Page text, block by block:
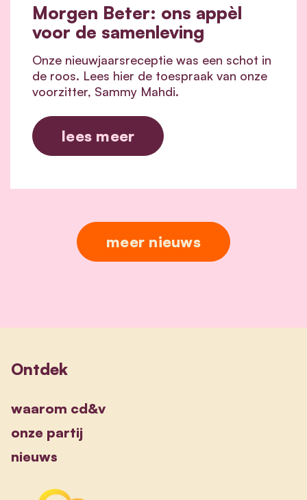
Morgen Beter: ons appèl
voor de samenleving
Onze nieuwjaarsreceptie was een schot in
de roos. Lees hier de toespraak van onze
voorzitter, Sammy Mahdi.
lees meer
meer nieuws
Ontdek
waarom cd&v
onze partij
nieuws